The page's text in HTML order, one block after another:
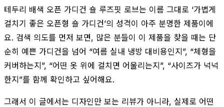
테두리 배색 오픈 가디건 숄 루즈핏 로브는 이름 그대로 ‘가볍게
걸치기 좋은 오픈형 숄 가디건’의 성격이 아주 분명한 제품이에
요. 검색 의도를 먼저 보면, 많은 분들이 이 제품을 찾을 때는 단
순히 예쁜 가디건을 넘어 “여름 실내 냉방 대비용인지”, “체형을
커버하는지”, “어떤 옷 위에 걸치면 어울리는지”, “사이즈가 넉넉
한지”를 함께 확인하고 싶어해요.
그래서 이 글에서는 디자인만 보는 리뷰가 아니라, 실제로 어떤